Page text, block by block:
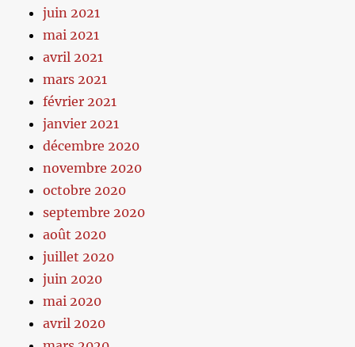
juin 2021
mai 2021
avril 2021
mars 2021
février 2021
janvier 2021
décembre 2020
novembre 2020
octobre 2020
septembre 2020
août 2020
juillet 2020
juin 2020
mai 2020
avril 2020